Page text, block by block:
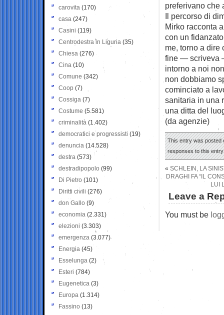
preferivano che
Il percorso di
Mirko racconta
con un
me, torno a dire
fine — scriveva
intorno a noi
non dobbiamo
cominciato a
sanitaria in una
una ditta del
(da agenzie)
This entry was posted
responses to this
« SCHLEIN, LA
DRAGHI FA “IL
LUI
Leave a
You must be
carovita (170)
casa (247)
Casini (119)
Centrodestra in Liguria (35)
Chiesa (276)
Cina (10)
Comune (342)
Coop (7)
Cossiga (7)
Costume (5.581)
criminalità (1.402)
democratici e progressisti (19)
denuncia (14.528)
destra (573)
destradipopolo (99)
Di Pietro (101)
Diritti civili (276)
don Gallo (9)
economia (2.331)
elezioni (3.303)
emergenza (3.077)
Energia (45)
Esselunga (2)
Esteri (784)
Eugenetica (3)
Europa (1.314)
Fassino (13)